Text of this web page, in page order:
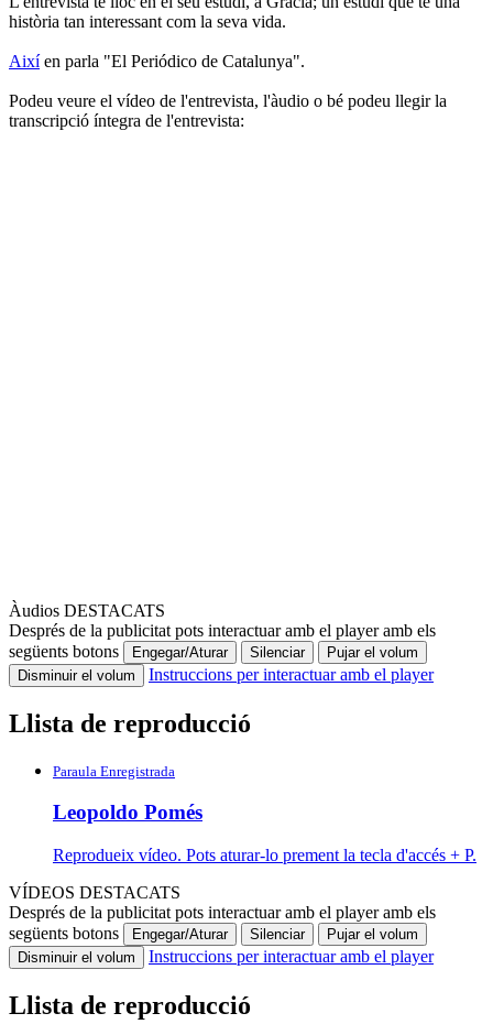
història tan interessant com la seva vida.
Aixíen parla "El Periódico de Catalunya".
Podeu veure el vídeo de l'entrevista, l'àudio o bé podeu llegir la
transcripció íntegra de l'entrevista:
Àudios DESTACATS
Després de la publicitat pots interactuar amb el player amb els
següents botons
Engegar/Aturar Silenciar
Pujar el volum
Disminuir el volum
Instruccions per interactuar amb el player
Llista de reproducció
Paraula Enregistrada
Leopoldo Pomés
Reprodueix vídeo. Pots aturar-lo prement la tecla d'accés + P.
VÍDEOS DESTACATS
Després de la publicitat pots interactuar amb el player amb els
següents botons
Engegar/Aturar Silenciar
Pujar el volum
Disminuir el volum
Instruccions per interactuar amb el player
Llista de reproducció